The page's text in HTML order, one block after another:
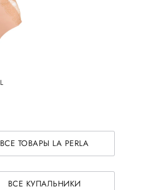
L
ВСЕ ТОВАРЫ LA PERLA
ВСЕ КУПАЛЬНИКИ